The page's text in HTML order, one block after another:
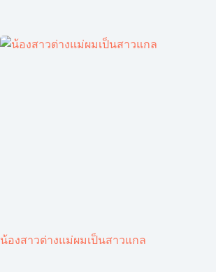
น้องสาวต่างแม่ผมเป็นสาวแกล